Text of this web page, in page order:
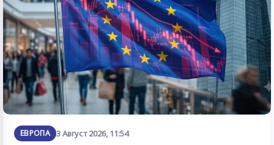
ЕВРОПА 3 Август 2026, 11:54